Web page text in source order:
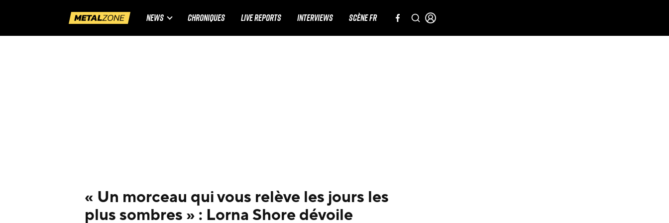
NEWS CHRONIQUES LIVE REPORTS INTERVIEWS SCÈNE FR
« Un morceau qui vous relève les jours les
plus sombres » : Lorna Shore dévoile